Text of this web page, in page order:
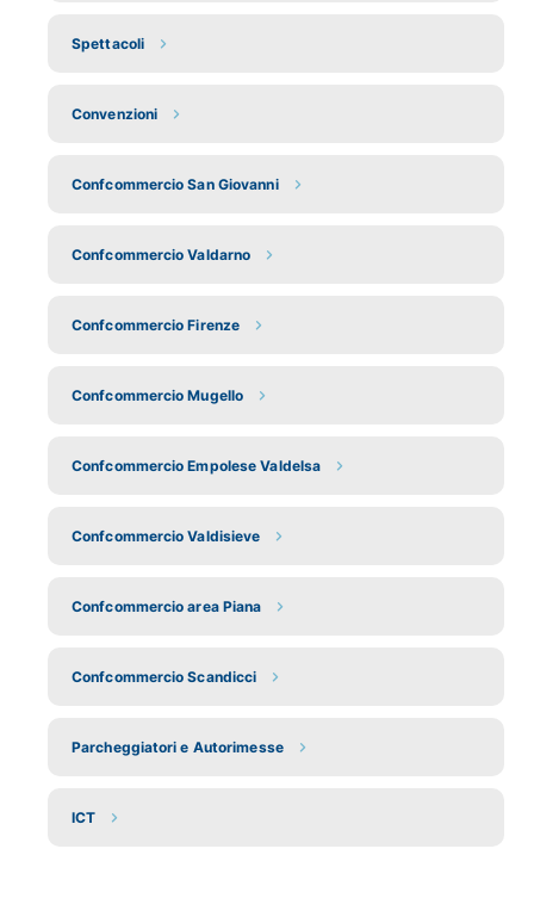
Spettacoli
Convenzioni
Confcommercio San Giovanni
Confcommercio Valdarno
Confcommercio Firenze
Confcommercio Mugello
Confcommercio Empolese Valdelsa
Confcommercio Valdisieve
Confcommercio area Piana
Confcommercio Scandicci
Parcheggiatori e Autorimesse
ICT